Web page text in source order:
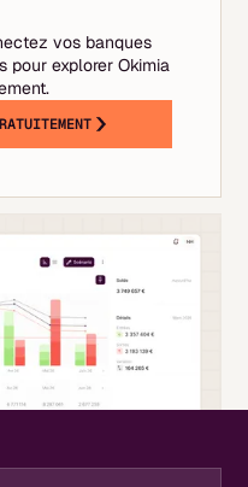
vos banques
pour explorer Okimia